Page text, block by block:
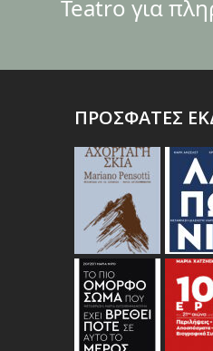
Teatro για
ΠΡΟΣΦΑΤΕΣ